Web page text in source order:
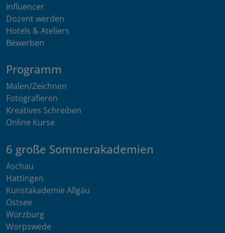
Influencer
Dozent werden
Hotels & Ateliers
Bewerben
Programm
Malen/Zeichnen
Fotografieren
Kreatives Schreiben
Online Kurse
6 große Sommerakademien
Aschau
Hattingen
Kunstakademie Allgäu
Ostsee
Würzburg
Worpswede